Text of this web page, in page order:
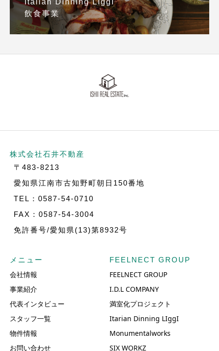
Italian Dinning LIggI
飲食事業
株式会社石井不動産
〒483-8213
愛知県江南市古知野町朝日150番地
TEL：0587-54-0710
FAX：0587-54-3004
免許番号/愛知県(13)第8932号
メニュー
会社情報
事業紹介
代表インタビュー
スタッフ一覧
物件情報
お問い合わせ
FEELNECT GROUP
FEELNECT GROUP
I.D.L COMPANY
満室化プロジェクト
Itarian Dinning LIggI
Monumentalworks
SIX WORKZ